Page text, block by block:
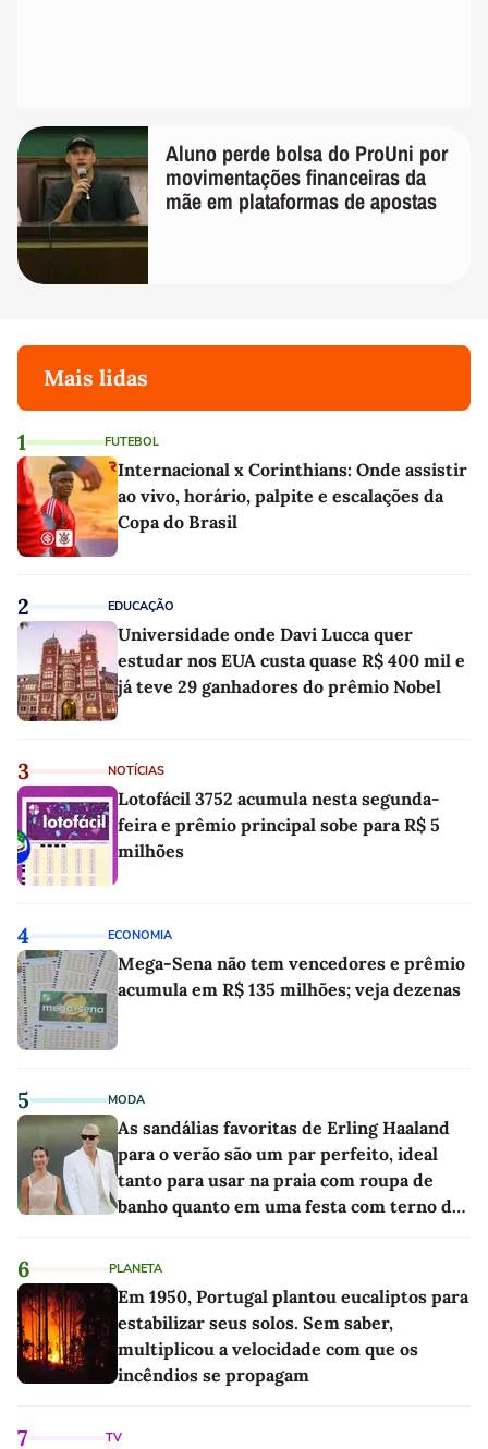
Aluno perde bolsa do ProUni por
movimentações financeiras da
mãe em plataformas de apostas
Mais lidas
1 FUTEBOL
Internacional x Corinthians: Onde assistir
ao vivo, horário, palpite e escalações da
Copa do Brasil
2 EDUCAÇÃO
Universidade onde Davi Lucca quer
estudar nos EUA custa quase R$ 400 mil e
já teve 29 ganhadores do prêmio Nobel
3 NOTÍCIAS
Lotofácil 3752 acumula nesta segunda-
feira e prêmio principal sobe para R$ 5
milhões
4 ECONOMIA
Mega-Sena não tem vencedores e prêmio
acumula em R$ 135 milhões; veja dezenas
5 MODA
As sandálias favoritas de Erling Haaland
para o verão são um par perfeito, ideal
tanto para usar na praia com roupa de
banho quanto em uma festa com terno de
6 PLANETA
Em 1950, Portugal plantou eucaliptos para
estabilizar seus solos. Sem saber,
multiplicou a velocidade com que os
incêndios se propagam
7 TV